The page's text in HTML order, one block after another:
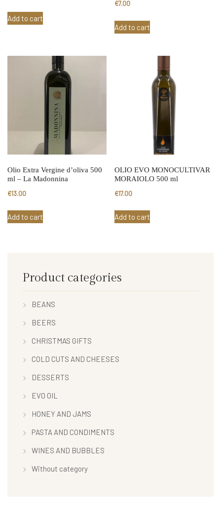
Add to cart
€7.00
Add to cart
Olio Extra Vergine d’oliva 500
ml – La Madonnina
€13.00
Add to cart
OLIO EVO MONOCULTIVAR
MORAIOLO 500 ml
€17.00
Add to cart
Product categories
BEANS
BEERS
CHRISTMAS GIFTS
COLD CUTS AND CHEESES
DESSERTS
EVO OIL
HONEY AND JAMS
PASTA AND CONDIMENTS
WINES AND BUBBLES
Without category